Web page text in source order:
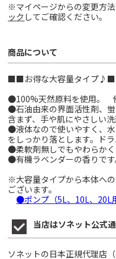
※マイページからの変更方
ック してご確認ください。
商品について
■■お得な大容量タイプ
●100%天然原料を使用。
●石油由来の界面活性剤、
含まず、手や肌にやさしい洗
●液体なので使いやすく、
をしっかり落とします。ド
●柔軟剤無しでもやわらかく
●有機ラベンダーの香りです
※大容量タイプから本体へ
ございます。
●ポンプ（5L、10L、20L
当店はソネット公式
ソネットの日本正規代理店